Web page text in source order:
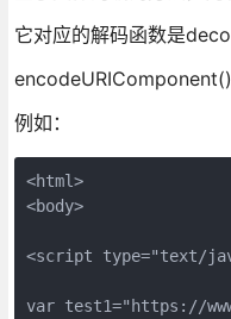
它对应的解码函数是
例如：
<html>
<body>
<script type="text/
var test1="https://